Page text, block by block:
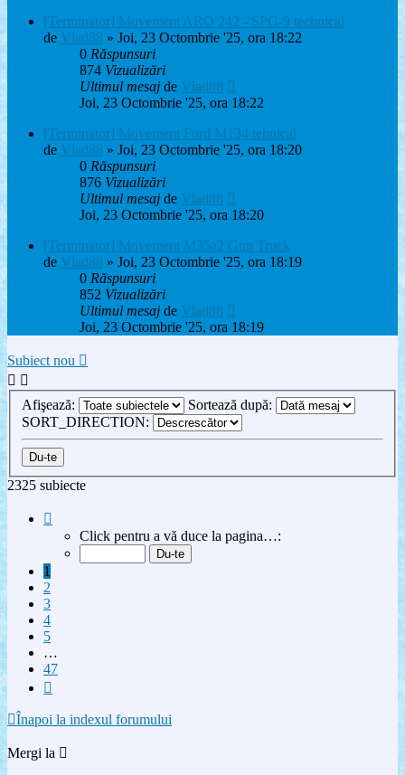
[Terminator] Movement ARO 242 - SPG-9 technical
de Vlad88 » Joi, 23 Octombrie '25, ora 18:22
0 Răspunsuri
874 Vizualizări
Ultimul mesaj de Vlad88
Joi, 23 Octombrie '25, ora 18:22
[Terminator] Movement Ford M134 tehnical
de Vlad88 » Joi, 23 Octombrie '25, ora 18:20
0 Răspunsuri
876 Vizualizări
Ultimul mesaj de Vlad88
Joi, 23 Octombrie '25, ora 18:20
[Terminator] Movement M35a2 Gun Truck
de Vlad88 » Joi, 23 Octombrie '25, ora 18:19
0 Răspunsuri
852 Vizualizări
Ultimul mesaj de Vlad88
Joi, 23 Octombrie '25, ora 18:19
Subiect nou
Afişează:
Sortează după:
SORT_DIRECTION:
2325 subiecte
din
Click pentru a vă duce la pagina…:
1
2
3
4
5
…
47
Înapoi la indexul forumului
Mergi la